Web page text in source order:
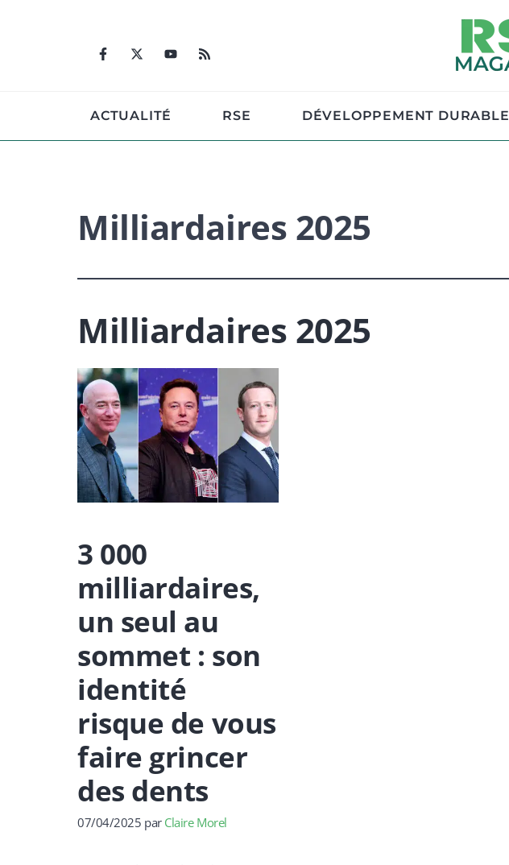
ACTUALITÉ RSE DÉVELOPPEMENT DURABLE
Milliardaires 2025
Milliardaires 2025
3 000
milliardaires,
un seul au
sommet : son
identité
risque de vous
faire grincer
des dents
07/04/2025 par Claire Morel